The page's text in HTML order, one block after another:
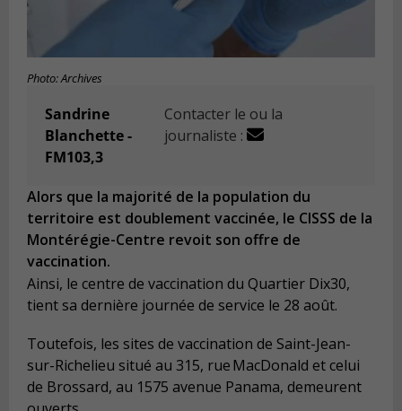
Photo: Archives
Sandrine
Blanchette -
FM103,3
Contacter le ou la
journaliste :
Alors que la majorité de la population du
territoire est doublement vaccinée, le CISSS de la
Montérégie-Centre revoit son offre de
vaccination.
Ainsi, le centre de vaccination du Quartier Dix30,
tient sa dernière journée de service le 28 août.
Toutefois, les sites de vaccination de Saint-Jean-
sur-Richelieu situé au 315, rue MacDonald et celui
de Brossard, au 1575 avenue Panama, demeurent